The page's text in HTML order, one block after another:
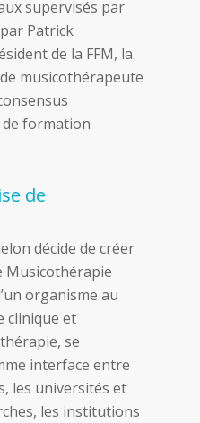
supervisés par
Patrick
de la FFM, la
musicothérapeute
formation
de
décide de créer
Musicothérapie
organisme au
clinique et
se
interface entre
les universités et
les institutions